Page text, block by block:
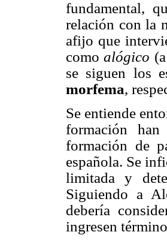
fundamental,
relación con la
afijo que
comoalógico
se siguen los
morfema,
Se entiende
formación
formación de
española. Se
limitada y
Siguiendo a
debería
ingresen